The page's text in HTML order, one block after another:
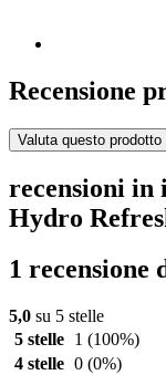
Recensione
Valuta questo prodotto
recensioni in
Hydro
1
5,0 su 5 stelle
5 stelle
1 (100%)
4 stelle 0 (0%)